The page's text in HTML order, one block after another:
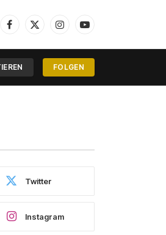
Facebook
X
InstagramYouTube
FOLGEN
Twitter
Instagram